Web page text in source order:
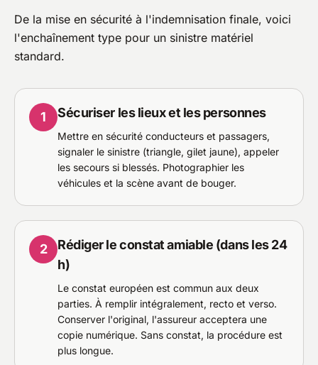
De la mise en sécurité à l'indemnisation finale, voici
l'enchaînement type pour un sinistre matériel
standard.
1 Sécuriser les lieux et les personnes
Mettre en sécurité conducteurs et passagers,
signaler le sinistre (triangle, gilet jaune), appeler
les secours si blessés. Photographier les
véhicules et la scène avant de bouger.
2
Rédiger le constat amiable (dans les 24
h)
Le constat européen est commun aux deux
parties. À remplir intégralement, recto et verso.
Conserver l'original, l'assureur acceptera une
copie numérique. Sans constat, la procédure est
plus longue.